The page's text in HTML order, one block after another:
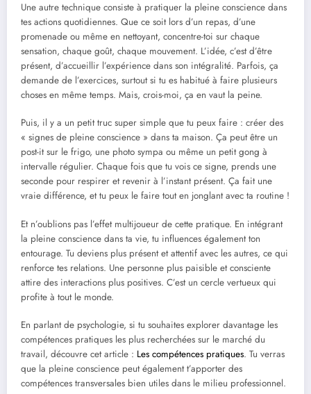
Une autre technique consiste à pratiquer la pleine conscience dans
tes actions quotidiennes. Que ce soit lors d’un repas, d’une
promenade ou même en nettoyant, concentre-toi sur chaque
sensation, chaque goût, chaque mouvement. L’idée, c’est d’être
présent, d’accueillir l’expérience dans son intégralité. Parfois, ça
demande de l’exercices, surtout si tu es habitué à faire plusieurs
choses en même temps. Mais, crois-moi, ça en vaut la peine.
Puis, il y a un petit truc super simple que tu peux faire : créer des
« signes de pleine conscience » dans ta maison. Ça peut être un
post-it sur le frigo, une photo sympa ou même un petit gong à
intervalle régulier. Chaque fois que tu vois ce signe, prends une
seconde pour respirer et revenir à l’instant présent. Ça fait une
vraie différence, et tu peux le faire tout en jonglant avec ta routine !
Et n’oublions pas l’effet multijoueur de cette pratique. En intégrant
la pleine conscience dans ta vie, tu influences également ton
entourage. Tu deviens plus présent et attentif avec les autres, ce qui
renforce tes relations. Une personne plus paisible et consciente
attire des interactions plus positives. C’est un cercle vertueux qui
profite à tout le monde.
En parlant de psychologie, si tu souhaites explorer davantage les
compétences pratiques les plus recherchées sur le marché du
travail, découvre cet article : Les compétences pratiques. Tu verras
que la pleine conscience peut également t’apporter des
compétences transversales bien utiles dans le milieu professionnel.